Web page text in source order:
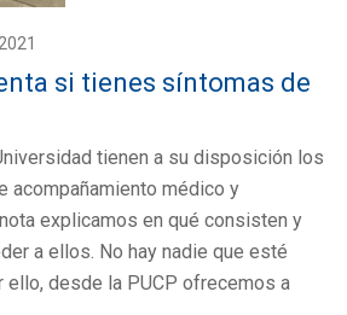
si tienes síntomas de
tienen a su disposición los
acompañamiento médico y
explicamos en qué consisten y
a ellos. No hay nadie que esté
ello, desde la PUCP ofrecemos a